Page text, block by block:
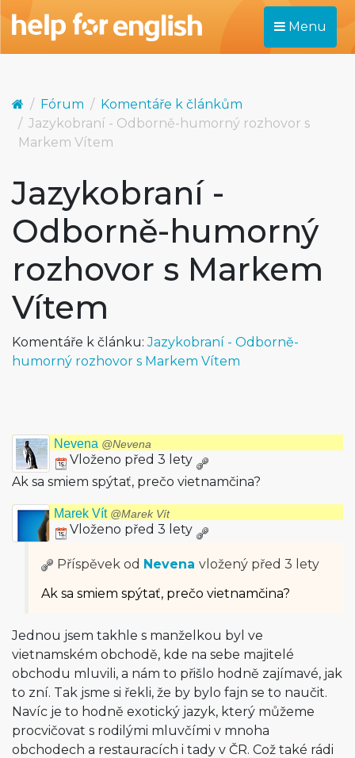
Menu
Fórum
Komentáře k článkům
Jazykobraní - Odborně-humorný rozhovor s
Markem Vítem
Jazykobraní -
Odborně-humorný
rozhovor s Markem
Vítem
Komentáře k článku:Jazykobraní - Odborně-
humorný rozhovor s Markem Vítem
Nevena @Nevena
Vloženo před 3 lety
Ak sa smiem spýtať, prečo vietnamčina?
Marek Vít @Marek Vít
Vloženo před 3 lety
Příspěvek od Nevena vložený před 3 lety
Ak sa smiem spýtať, prečo vietnamčina?
Jednou jsem takhle s manželkou byl ve
vietnamském obchodě, kde na sebe majitelé
obchodu mluvili, a nám to přišlo hodně zajímavé, jak
to zní. Tak jsme si řekli, že by bylo fajn se to naučit.
Navíc je to hodně exotický jazyk, který můžeme
procvičovat s rodilými mluvčími v mnoha
obchodech a restauracích i tady v ČR. Což také rádi